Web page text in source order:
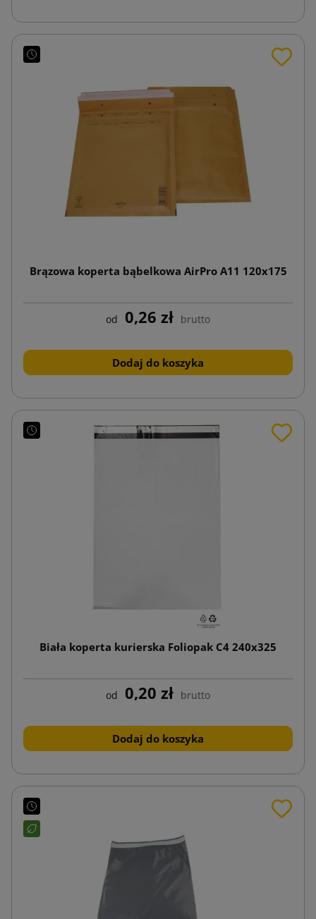
Brązowa koperta bąbelkowa AirPro A11 120x175
od 0,26 zł brutto
Dodaj do koszyka
Biała koperta kurierska Foliopak C4 240x325
od 0,20 zł brutto
Dodaj do koszyka